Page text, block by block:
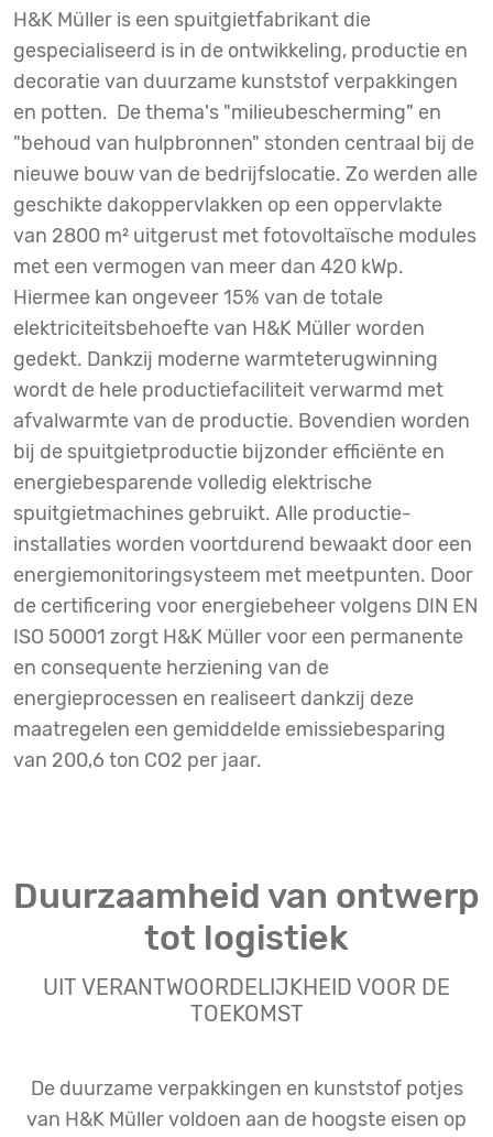
H&K Müller is een spuitgietfabrikant die
gespecialiseerd is in de ontwikkeling, productie en
decoratie van duurzame kunststof verpakkingen
en potten. De thema's "milieubescherming" en
"behoud van hulpbronnen" stonden centraal bij de
nieuwe bouw van de bedrijfslocatie. Zo werden alle
geschikte dakoppervlakken op een oppervlakte
van 2800 m² uitgerust met fotovoltaïsche modules
met een vermogen van meer dan 420 kWp.
Hiermee kan ongeveer 15% van de totale
elektriciteitsbehoefte van H&K Müller worden
gedekt. Dankzij moderne warmteterugwinning
wordt de hele productiefaciliteit verwarmd met
afvalwarmte van de productie. Bovendien worden
bij de spuitgietproductie bijzonder efficiënte en
energiebesparende volledig elektrische
spuitgietmachines gebruikt. Alle productie-
installaties worden voortdurend bewaakt door een
energiemonitoringsysteem met meetpunten. Door
de certificering voor energiebeheer volgens DIN EN
ISO 50001 zorgt H&K Müller voor een permanente
en consequente herziening van de
energieprocessen en realiseert dankzij deze
maatregelen een gemiddelde emissiebesparing
van 200,6 ton CO2 per jaar.
Duurzaamheid van ontwerp
tot logistiek
UIT VERANTWOORDELIJKHEID VOOR DE
TOEKOMST
De duurzame verpakkingen en kunststof potjes
van H&K Müller voldoen aan de hoogste eisen op